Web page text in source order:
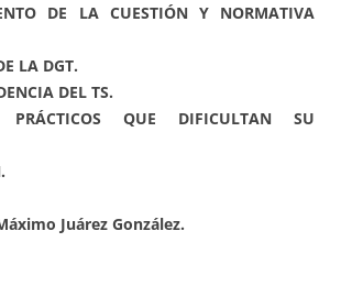
DE LA CUESTIÓN Y NORMATIVA
LA DGT.
DEL TS.
PRÁCTICOS QUE DIFICULTAN SU
Juárez González.